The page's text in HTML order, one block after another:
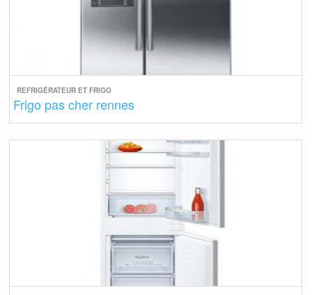
REFRIGÉRATEUR ET FRIGO
Frigo pas cher rennes